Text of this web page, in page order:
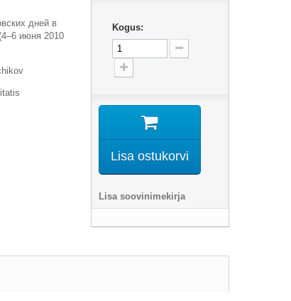
дней в
июня 2010
Kogus:
Lisa ostukorvi
Lisa soovinimekirja